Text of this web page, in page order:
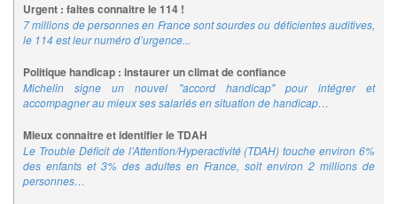
Urgent : faites connaitre le 114 !
7 millions de personnes en France sont sourdes ou déficientes auditives,
le 114 est leur numéro d’urgence...
Politique handicap : instaurer un climat de confiance
Michelin signe un nouvel "accord handicap" pour intégrer et
accompagner au mieux ses salariés en situation de handicap…
Mieux connaitre et identifier le TDAH
Le Trouble Déficit de l’Attention/Hyperactivité (TDAH) touche environ 6%
des enfants et 3% des adultes en France, soit environ 2 millions de
personnes…